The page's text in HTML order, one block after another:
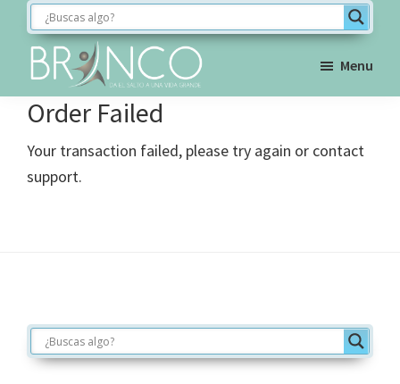
Saltar
navegación
principal
Saltar
contenido
Saltar
página
BRINCO
FORMACIÓN
Menu
Order Failed
Your transaction failed, please try again or contact
support.
Footer